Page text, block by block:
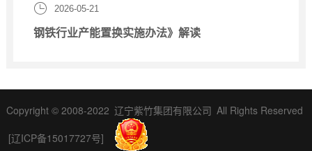
 2026-05-21
钢铁行业产能置换实施办法》解读
Copyright © 2008-2022 辽宁紫竹集团有限公司 All Rights Reserved
[辽ICP备15017727号]